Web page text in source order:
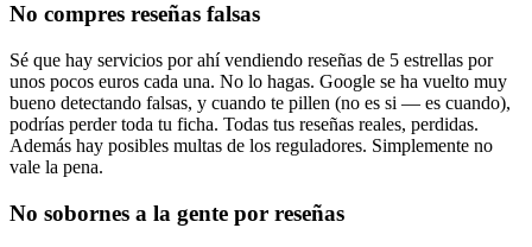
No compres reseñas falsas
Sé que hay servicios por ahí vendiendo reseñas de 5 estrellas por
unos pocos euros cada una. No lo hagas. Google se ha vuelto muy
bueno detectando falsas, y cuando te pillen (no es si — es cuando),
podrías perder toda tu ficha. Todas tus reseñas reales, perdidas.
Además hay posibles multas de los reguladores. Simplemente no
vale la pena.
No sobornes a la gente por reseñas